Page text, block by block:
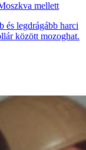
mellett
és legdrágább harci
között mozoghat.